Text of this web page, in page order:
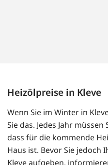
Heizölpreise in Kleve
Wenn Sie im Winter in
Sie das. Jedes Jahr
dass für die kommende
Haus ist. Bevor Sie jedoch
Kleve aufgeben,